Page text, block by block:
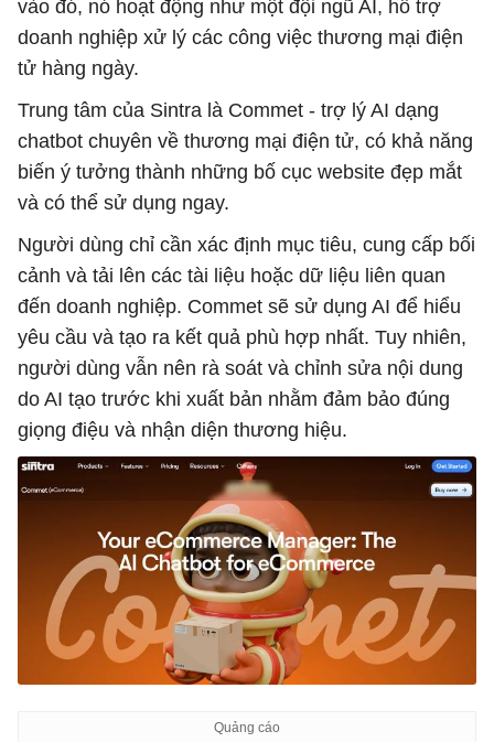
vào đó, nó hoạt động như một đội ngũ AI, hỗ trợ
doanh nghiệp xử lý các công việc thương mại điện
tử hàng ngày.
Trung tâm của Sintra là Commet - trợ lý AI dạng
chatbot chuyên về thương mại điện tử, có khả năng
biến ý tưởng thành những bố cục website đẹp mắt
và có thể sử dụng ngay.
Người dùng chỉ cần xác định mục tiêu, cung cấp bối
cảnh và tải lên các tài liệu hoặc dữ liệu liên quan
đến doanh nghiệp. Commet sẽ sử dụng AI để hiểu
yêu cầu và tạo ra kết quả phù hợp nhất. Tuy nhiên,
người dùng vẫn nên rà soát và chỉnh sửa nội dung
do AI tạo trước khi xuất bản nhằm đảm bảo đúng
giọng điệu và nhận diện thương hiệu.